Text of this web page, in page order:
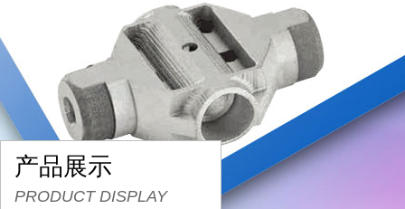
产品展示
PRODUCT DISPLAY